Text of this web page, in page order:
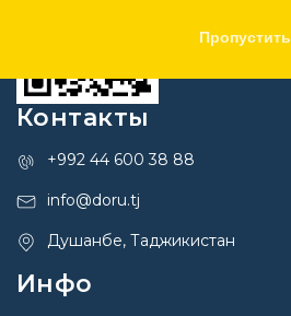
Пропустить
Контакты
+992 44 600 38 88
info@doru.tj
Душанбе, Таджикистан
Инфо